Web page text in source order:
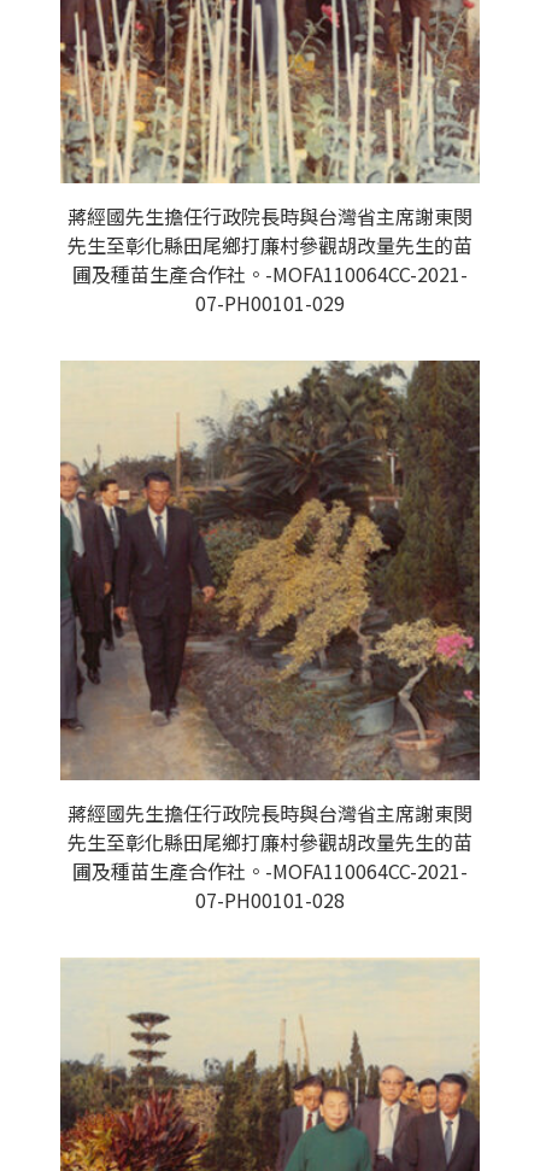
蔣經國先生擔任行政院長時與台灣省主席謝東閔
先生至彰化縣田尾鄉打廉村參觀胡改量先生的苗
圃及種苗生產合作社。-MOFA110064CC-2021-
07-PH00101-029
蔣經國先生擔任行政院長時與台灣省主席謝東閔
先生至彰化縣田尾鄉打廉村參觀胡改量先生的苗
圃及種苗生產合作社。-MOFA110064CC-2021-
07-PH00101-028